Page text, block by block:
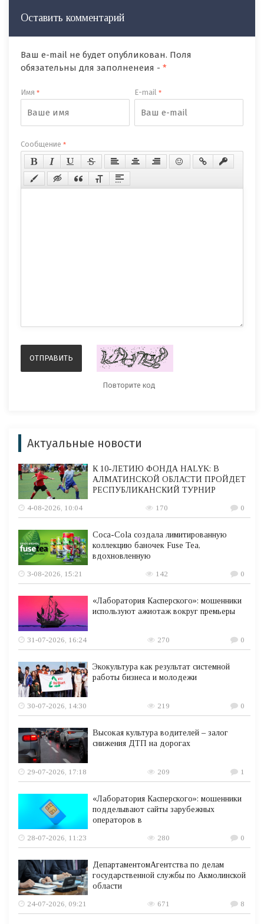
Оставить комментарий
Ваш e-mail не будет опубликован. Поля
обязательны для заполненеия - *
Имя * E-mail*
Сообщение *
Актуальные новости
К 10-ЛЕТИЮ ФОНДА HALYK: В
АЛМАТИНСКОЙ ОБЛАСТИ ПРОЙДЕТ
РЕСПУБЛИКАНСКИЙ ТУРНИР
4-08-2026, 10:04
170 0
Coca-Cola создала лимитированную
коллекцию баночек Fuse Tea,
вдохновленную
3-08-2026, 15:21
142 0
«Лаборатория Касперского»: мошенники
используют ажиотаж вокруг премьеры
31-07-2026, 16:24 270 0
Экокультура как результат системной
работы бизнеса и молодежи
30-07-2026, 14:30 219 0
Высокая культура водителей – залог
снижения ДТП на дорогах
29-07-2026, 17:18 209 1
«Лаборатория Касперского»: мошенники
подделывают сайты зарубежных
операторов в
28-07-2026, 11:23
280 0
ДепартаментомАгентства по делам
государственной службы по Акмолинской
области
24-07-2026, 09:21
671 8